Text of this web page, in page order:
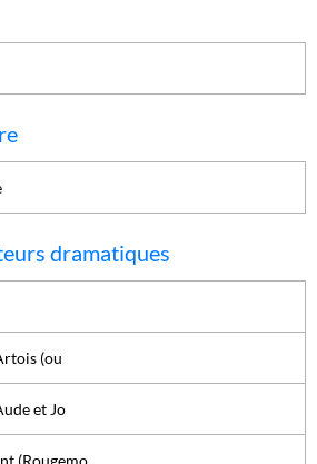
dramatiques
(ou
et Jo
(Rougemo